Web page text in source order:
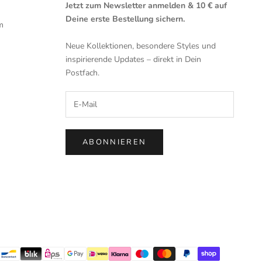
Jetzt zum Newsletter anmelden & 10 € auf
Deine erste Bestellung sichern.
Neue Kollektionen, besondere Styles und
inspirierende Updates – direkt in Dein
Postfach.
ABONNIEREN